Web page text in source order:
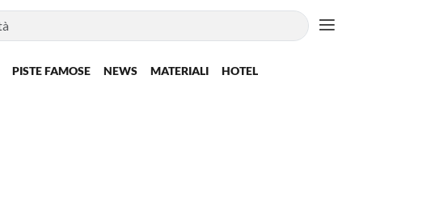
PISTE FAMOSE NEWS MATERIALI HOTEL